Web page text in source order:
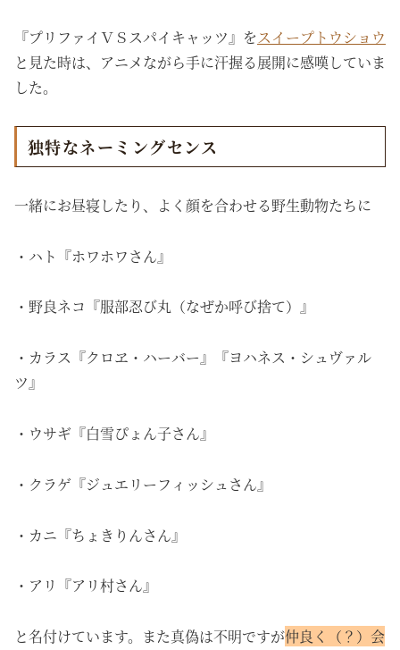
『プリファイＶＳスパイキャッツ』をスイープトウショウ
と見た時は、アニメながら手に汗握る展開に感嘆していま
した。
独特なネーミングセンス
一緒にお昼寝したり、よく顔を合わせる野生動物たちに
・ハト『ホワホワさん』
・野良ネコ『服部忍び丸（なぜか呼び捨て）』
・カラス『クロヱ・ハーバー』『ヨハネス・シュヴァル
ツ』
・ウサギ『白雪ぴょん子さん』
・クラゲ『ジュエリーフィッシュさん』
・カニ『ちょきりんさん』
・アリ『アリ村さん』
と名付けています。また真偽は不明ですが仲良く（？）会